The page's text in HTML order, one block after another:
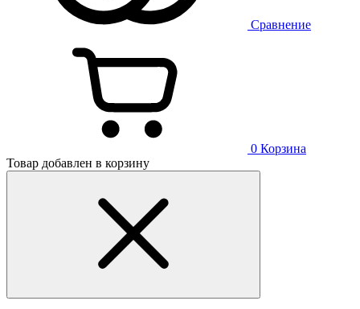
Сравнение
0 Корзина
Товар добавлен в корзину